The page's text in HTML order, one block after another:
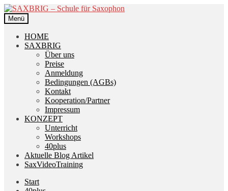
Zur
Navigation
springen
Zum
Inhalt
springen
Menü
HOME
SAXBRIG
Über uns
Preise
Anmeldung
Bedingungen (AGBs)
Kontakt
Kooperation/Partner
Impressum
KONZEPT
Unterricht
Workshops
40plus
Aktuelle Blog Artikel
SaxVideoTraining
Start